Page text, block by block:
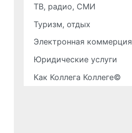
ТВ, радио, СМИ
Туризм, отдых
Электронная коммерция
Юридические услуги
Как Коллега Коллеге©